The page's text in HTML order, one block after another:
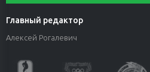
Главный редактор
Алексей Рогалевич